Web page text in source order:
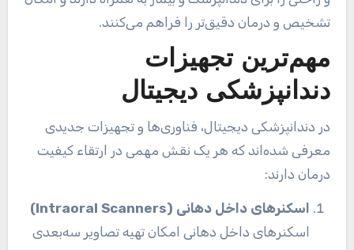
تشخیص و درمان دقیق‌تر را فراهم می‌کنند.
مهم‌ترین تجهیزات
دندانپزشکی دیجیتال
در دندانپزشکی دیجیتال، فناوری‌ها و تجهیزات جدیدی
معرفی شده‌اند که هر یک نقش مهمی در ارتقاء کیفیت
درمان دارند:
اسکنرهای داخل دهانی (Intraoral Scanners)
اسکنرهای داخل دهانی امکان تهیه تصاویر سه‌بعدی